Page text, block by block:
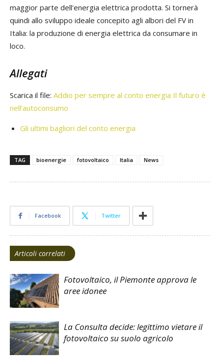
maggior parte dell'energia elettrica prodotta. Si tornerà
quindi allo sviluppo ideale concepito agli albori del FV in
Italia: la produzione di energia elettrica da consumare in
loco.
Allegati
Scarica il file: Addio per sempre al conto energia Il futuro è
nell’autoconsumo
Gli ultimi bagliori del conto energia
TAG bioenergie fotovoltaico Italia News
Facebook Twitter
Articoli correlati
Fotovoltaico, il Piemonte approva le
aree idonee
La Consulta decide: legittimo vietare il
fotovoltaico su suolo agricolo